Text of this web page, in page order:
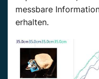
messbare
erhalten.